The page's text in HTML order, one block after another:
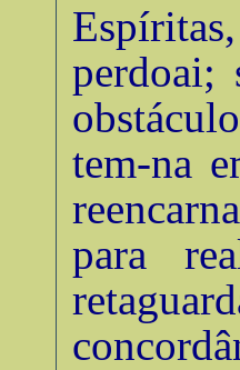
perdoai;
tem-na
para